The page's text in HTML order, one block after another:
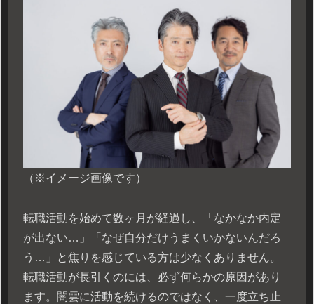
（※イメージ画像です）
転職活動を始めて数ヶ月が経過し、「なかなか内定
が出ない…」「なぜ自分だけうまくいかないんだろ
う…」と焦りを感じている方は少なくありません。
転職活動が長引くのには、必ず何らかの原因があり
ます。闇雲に活動を続けるのではなく、一度立ち止